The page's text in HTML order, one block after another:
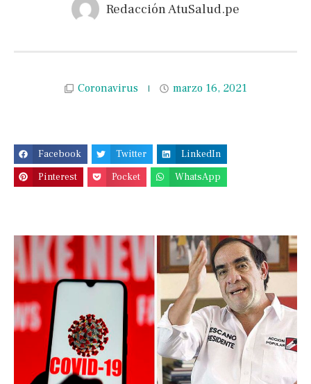
Redacción AtuSalud.pe
Coronavirus marzo 16, 2021
Facebook Twitter
LinkedIn
Pinterest
Pocket WhatsApp